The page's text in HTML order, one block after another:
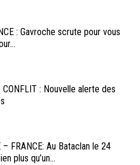
: Gavroche scrute pour vous
CONFLIT : Nouvelle alerte des
FRANCE: Au Bataclan le 24
plus qu’un...